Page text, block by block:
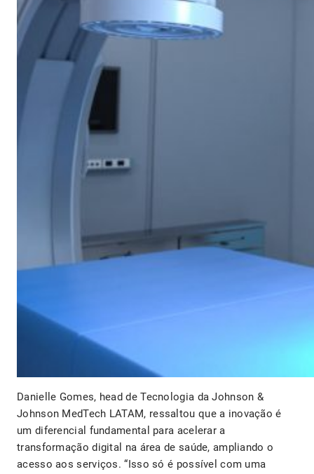
Danielle Gomes, head de Tecnologia da Johnson &
Johnson MedTech LATAM, ressaltou que a inovação é
um diferencial fundamental para acelerar a
transformação digital na área de saúde, ampliando o
acesso aos serviços. “Isso só é possível com uma